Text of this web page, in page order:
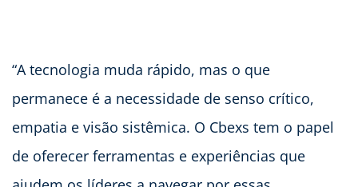
“A tecnologia muda rápido, mas o que
permanece é a necessidade de senso crítico,
empatia e visão sistêmica. O Cbexs tem o papel
de oferecer ferramentas e experiências que